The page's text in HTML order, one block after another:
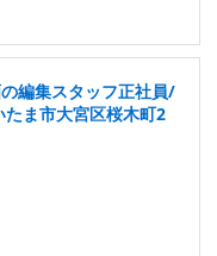
編集スタッフ正社員/
ま市大宮区桜木町2